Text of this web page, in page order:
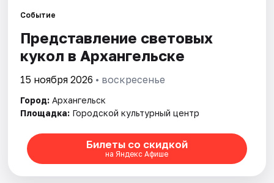
Событие
Представление световых
кукол в Архангельске
15 ноября 2026 • воскресенье
Город: Архангельск
Площадка: Городской культурный центр
Билеты со скидкой
на Яндекс Афише